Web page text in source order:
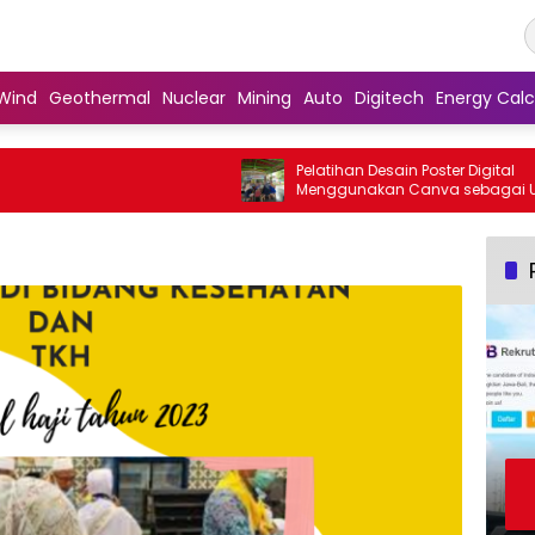
Geothermal Nuclear Mining Auto Digitech Energy
Pelatihan Desain Poster Digital
Menggunakan Canva sebagai Upaya
Penguatan Komunikasi Visual pada